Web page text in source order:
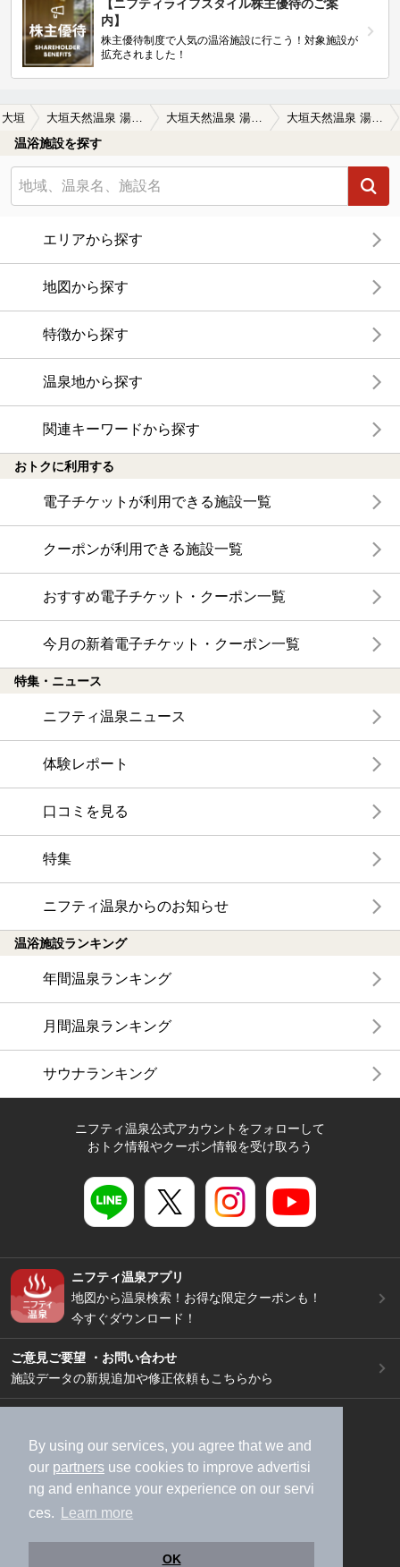
By using our services, you agree that we and
our partners use cookies to improve advertisi
ng and enhance your experience on our servi
ces.
Learn more
OK
【ニフティライフスタイル株主優待のご案
内】
株主優待制度で人気の温浴施設に行こう！対象施設が
拡充されました！
大垣 大垣天然温泉 湯の城 大垣天然温泉 湯の城の口コミ一覧 大垣天然温泉 湯の城の口コミ 大垣市で人気の日帰り温泉。年明けの昼過…
温浴施設を探す
エリアから探す
地図から探す
特徴から探す
温泉地から探す
関連キーワードから探す
おトクに利用する
電子チケットが利用できる施設一覧
クーポンが利用できる施設一覧
おすすめ電子チケット・クーポン一覧
今月の新着電子チケット・クーポン一覧
特集・ニュース
ニフティ温泉ニュース
体験レポート
口コミを見る
特集
ニフティ温泉からのお知らせ
温浴施設ランキング
年間温泉ランキング
月間温泉ランキング
サウナランキング
ニフティ温泉公式アカウントをフォローして
おトク情報やクーポン情報を受け取ろう
ニフティ温泉アプリ
地図から温泉検索！お得な限定クーポンも！
今すぐダウンロード！
ご意見ご要望 ・お問い合わせ
施設データの新規追加や修正依頼もこちらから
加盟店募集（資料請求）
広告出稿のご案内
利用規約
ライフスタイルMEMBERS+規約
特定商取引法に基づく表記
ヘルプ
採用情報
運営会社